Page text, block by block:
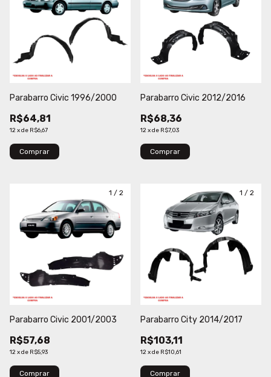
Parabarro Civic 1996/2000
R$64,81
12xde R$6,67
Comprar
Parabarro Civic 2012/2016
R$68,36
12xde R$7,03
Comprar
1 / 2
Parabarro Civic 2001/2003
R$57,68
12xde R$5,93
Comprar
1 / 2
Parabarro City 2014/2017
R$103,11
12xde R$10,61
Comprar